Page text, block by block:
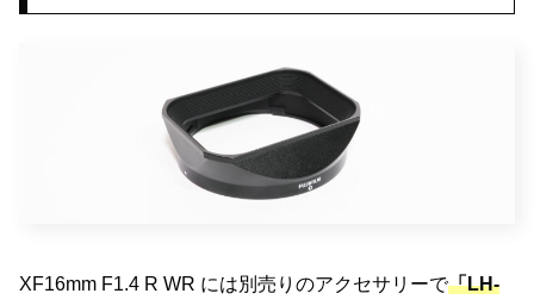
XF16mm F1.4 R WR には別売りのアクセサリーで「LH-